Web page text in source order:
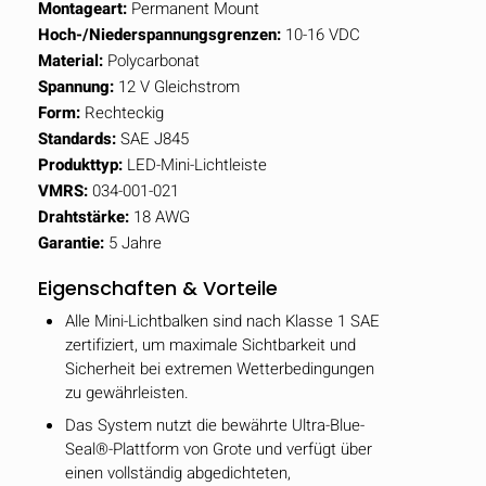
Montageart: Permanent Mount
Hoch-/Niederspannungsgrenzen: 10-16 VDC
Material: Polycarbonat
Spannung: 12 V Gleichstrom
Form: Rechteckig
Standards:SAE J845
Produkttyp: LED-Mini-Lichtleiste
VMRS:034-001-021
Drahtstärke: 18 AWG
Garantie: 5 Jahre
Eigenschaften & Vorteile
Alle Mini-Lichtbalken sind nach Klasse 1 SAE
zertifiziert, um maximale Sichtbarkeit und
Sicherheit bei extremen Wetterbedingungen
zu gewährleisten.
Das System nutzt die bewährte Ultra-Blue-
Seal®-Plattform von Grote und verfügt über
einen vollständig abgedichteten,